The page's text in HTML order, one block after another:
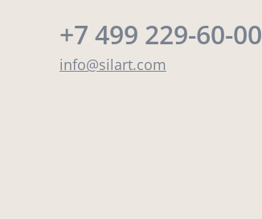
+7 499 229-60-00
info@silart.com